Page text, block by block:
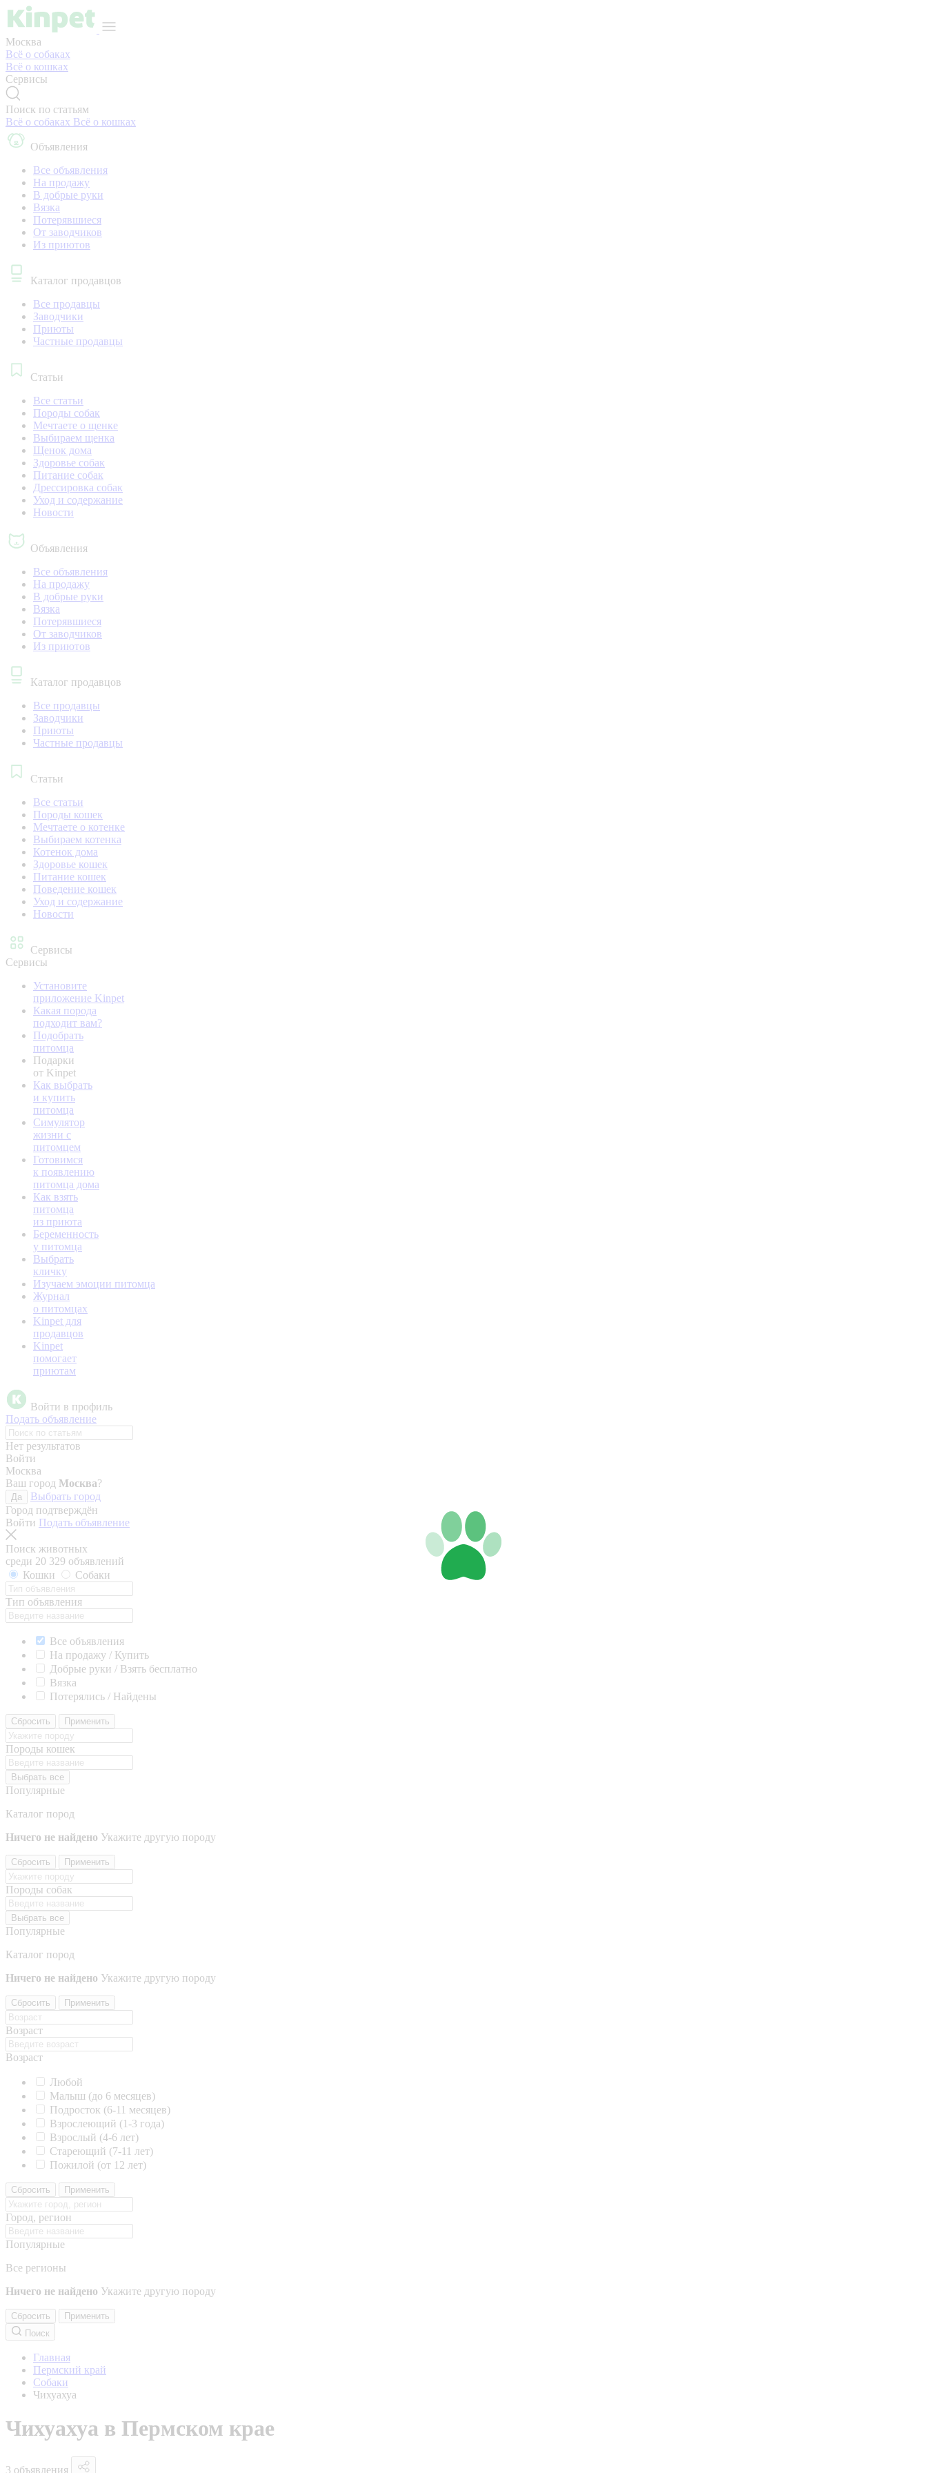
Москва
Всё о собаках
Всё о кошках
Сервисы
Поиск по статьям
Всё о собаках Всё о кошках
Объявления
Все объявления
На продажу
В добрые руки
Вязка
Потерявшиеся
От заводчиков
Из приютов
Каталог продавцов
Все продавцы
Заводчики
Приюты
Частные продавцы
Статьи
Все статьи
Породы собак
Мечтаете о щенке
Выбираем щенка
Щенок дома
Здоровье собак
Питание собак
Дрессировка собак
Уход и содержание
Новости
Объявления
Все объявления
На продажу
В добрые руки
Вязка
Потерявшиеся
От заводчиков
Из приютов
Каталог продавцов
Все продавцы
Заводчики
Приюты
Частные продавцы
Статьи
Все статьи
Породы кошек
Мечтаете о котенке
Выбираем котенка
Котенок дома
Здоровье кошек
Питание кошек
Поведение кошек
Уход и содержание
Новости
Сервисы
Сервисы
Установите
приложение Kinpet
Какая порода
подходит вам?
Подобрать
питомца
Подарки
от Kinpet
Как выбрать
и купить
питомца
Симулятор
жизни с
питомцем
Готовимся
к появлению
питомца дома
Как взять
питомца
из приюта
Беременность
у питомца
Выбрать
кличку
Изучаем эмоции питомца
Журнал
о питомцах
Kinpet для
продавцов
Kinpet
помогает
приютам
Войти в профиль
Подать объявление
Нет результатов
Войти
Москва
Ваш город Москва?
Да
Выбрать город
Город подтверждён
Войти Подать объявление
Поиск животных
среди 20 329 объявлений
Кошки
Собаки
Тип объявления
Все объявления
На продажу / Купить
Добрые руки / Взять бесплатно
Вязка
Потерялись / Найдены
Сбросить Применить
Породы кошек
Выбрать все
Популярные
Каталог пород
Ничего не найдено Укажите другую породу
Сбросить Применить
Породы собак
Выбрать все
Популярные
Каталог пород
Ничего не найдено Укажите другую породу
Сбросить Применить
Возраст
Возраст
Любой
Малыш (до 6 месяцев)
Подросток (6-11 месяцев)
Взрослеющий (1-3 года)
Взрослый (4-6 лет)
Стареющий (7-11 лет)
Пожилой (от 12 лет)
Сбросить Применить
Город, регион
Популярные
Все регионы
Ничего не найдено Укажите другую породу
Сбросить
Применить
Поиск
Главная
Пермский край
Собаки
Чихуахуа
Чихуахуа в Пермском крае
3 объявления